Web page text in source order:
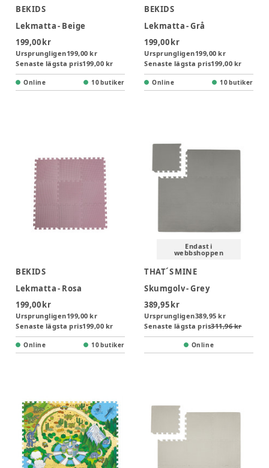
BEKIDS
Lekmatta - Beige
199,00 kr
Ursprungligen199,00 kr
Senaste lägsta pris199,00 kr
Online 10 butiker
BEKIDS
Lekmatta - Grå
199,00 kr
Ursprungligen199,00 kr
Senaste lägsta pris199,00 kr
Online 10 butiker
BEKIDS
Lekmatta - Rosa
199,00 kr
Ursprungligen199,00 kr
Senaste lägsta pris199,00 kr
Online 10 butiker
Endast i
webbshoppen
THAT´S MINE
Skumgolv - Grey
389,95 kr
Ursprungligen389,95 kr
Senaste lägsta pris311,96 kr
Online